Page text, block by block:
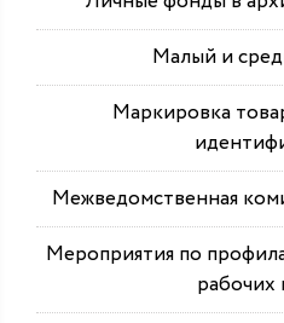
Малый и
Маркировка
Межведомственная
Мероприятия по
рабочих